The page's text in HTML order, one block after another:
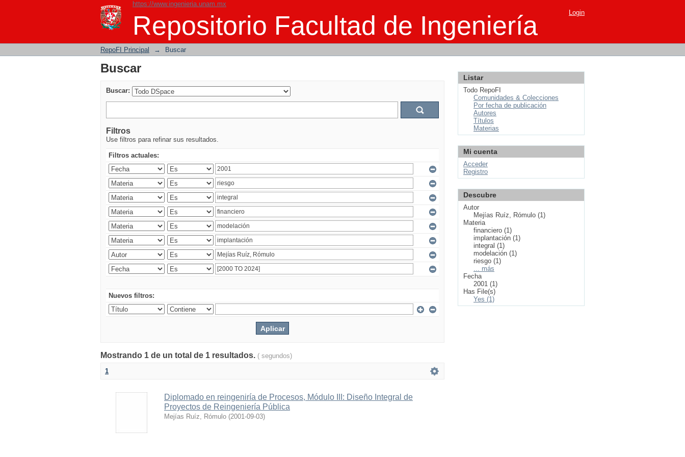
https://www.ingenieria.unam.mx
Repositorio Facultad de Ingeniería
Buscar Login
RepoFI Principal → Buscar
Buscar
Buscar:
Filtros
Use filtros para refinar sus resultados.
Filtros actuales:
Nuevos filtros:
Mostrando 1 de un total de 1 resultados. ( segundos)
1
Diplomado en reingeniría de Procesos, Módulo III: Diseño Integral de
Proyectos de Reingeniería Pública
Mejías Ruíz, Rómulo (2001-09-03)
Listar
Todo RepoFI
Comunidades & Colecciones
Por fecha de publicación
Autores
Títulos
Materias
Mi cuenta
Acceder
Registro
Descubre
Autor
Mejías Ruíz, Rómulo (1)
Materia
financiero (1)
implantación (1)
integral (1)
modelación (1)
riesgo (1)
... más
Fecha
2001 (1)
Has File(s)
Yes (1)